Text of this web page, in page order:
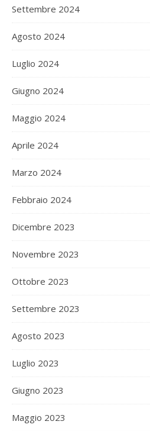
Settembre 2024
Agosto 2024
Luglio 2024
Giugno 2024
Maggio 2024
Aprile 2024
Marzo 2024
Febbraio 2024
Dicembre 2023
Novembre 2023
Ottobre 2023
Settembre 2023
Agosto 2023
Luglio 2023
Giugno 2023
Maggio 2023